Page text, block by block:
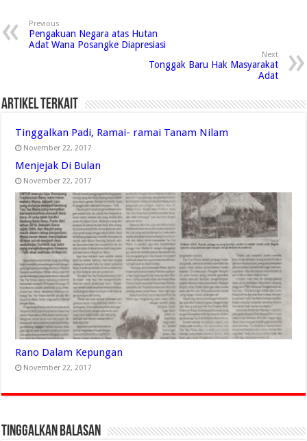
Previous
Pengakuan Negara atas Hutan
Adat Wana Posangke Diapresiasi
Next
Tonggak Baru Hak Masyarakat
Adat
Artikel Terkait
Tinggalkan Padi, Ramai- ramai Tanam Nilam
November 22, 2017
Menjejak Di Bulan
November 22, 2017
Rano Dalam Kepungan
November 22, 2017
Tinggalkan Balasan